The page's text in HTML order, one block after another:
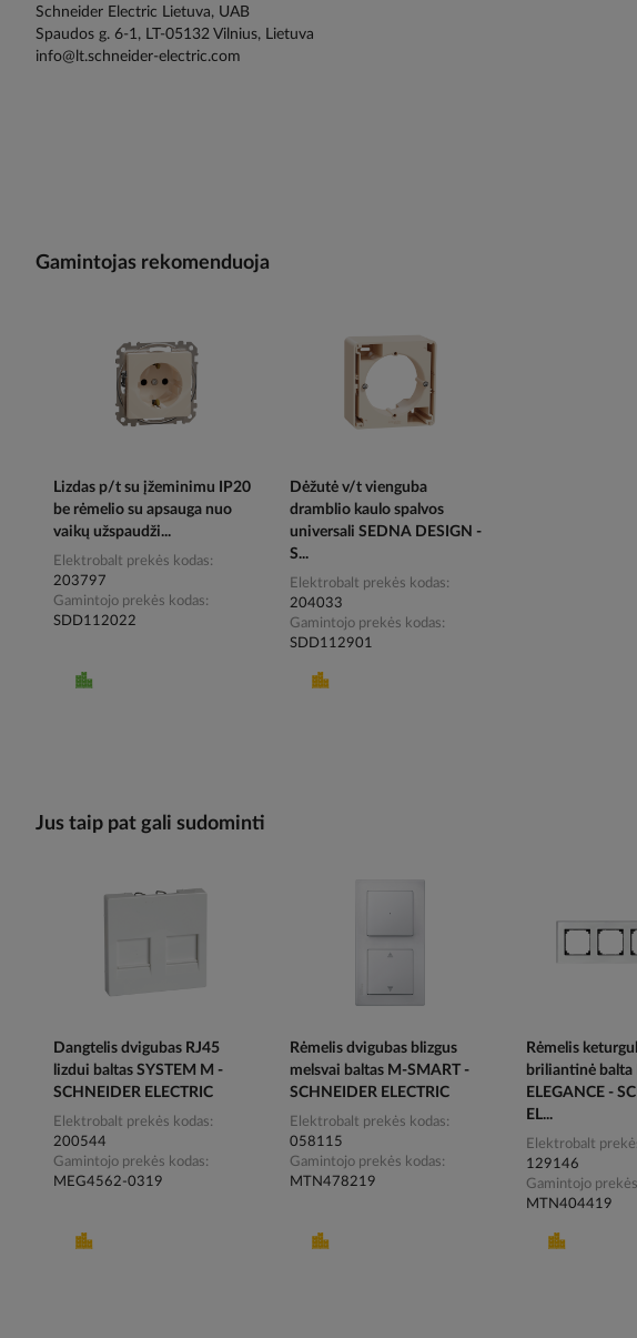
Schneider Electric Lietuva, UAB
Spaudos g. 6-1, LT-05132 Vilnius, Lietuva
info@lt.schneider-electric.com
Gamintojas rekomenduoja
Lizdas p/t su įžeminimu IP20
be rėmelio su apsauga nuo
vaikų užspaudži...
Elektrobalt prekės kodas
203797
Gamintojo prekės kodas
SDD112022
Dėžutė v/t vienguba
dramblio kaulo spalvos
universali SEDNA DESIGN -
S...
Elektrobalt prekės kodas
204033
Gamintojo prekės kodas
SDD112901
Jus taip pat gali sudominti
Dangtelis dvigubas RJ45
lizdui baltas SYSTEM M -
SCHNEIDER ELECTRIC
Elektrobalt prekės kodas
200544
Gamintojo prekės kodas
MEG4562-0319
Rėmelis dvigubas blizgus
melsvai baltas M-SMART -
SCHNEIDER ELECTRIC
Elektrobalt prekės kodas
058115
Gamintojo prekės kodas
MTN478219
Rėmelis
briliantinė balta
ELEGANCE -
EL...
Elektrobalt
129146
Gamintojo
MTN404419